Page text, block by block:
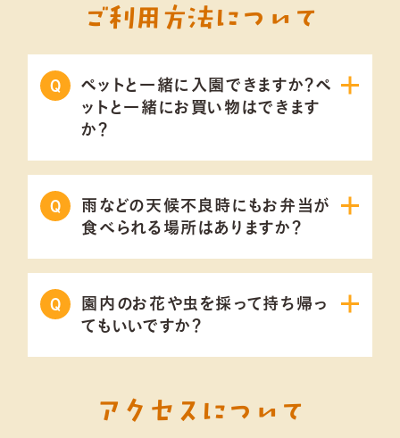
ご利用方法について
ペットと一緒に入園できますか？ペ
ットと一緒にお買い物はできます
か？
雨などの天候不良時にもお弁当が
食べられる場所はありますか？
園内のお花や虫を採って持ち帰っ
てもいいですか？
アクセスについて